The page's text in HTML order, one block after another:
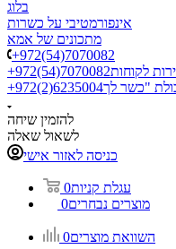
בלוג
אינפורמטיבי על כשרות
מתכונים של אמא
+972(54)7070082
+972(54)7070082לקוחות
+972(2)6235004
להזמין שיחה
לשאול שאלה
כניסה לאזור אישי
עגלת קניות0
מוצרים נבחרים0
השוואת מוצרים0